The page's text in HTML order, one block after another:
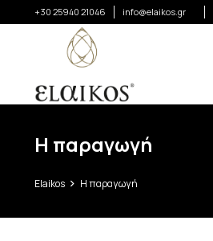
+30 25940 21046 info@elaikos.gr
Η παραγωγή
Elaikos Η παραγωγή